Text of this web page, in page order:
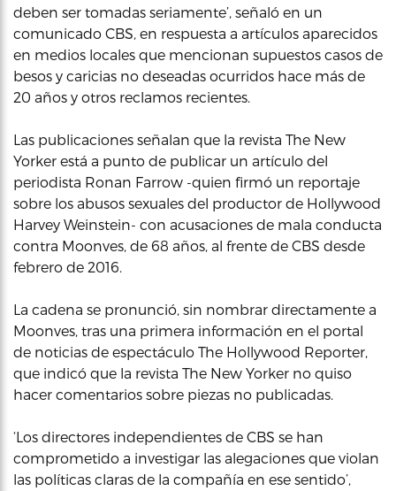
deben ser tomadas seriamente’, señaló en un
comunicado CBS, en respuesta a artículos aparecidos
en medios locales que mencionan supuestos casos de
besos y caricias no deseadas ocurridos hace más de
20 años y otros reclamos recientes.
Las publicaciones señalan que la revista The New
Yorker está a punto de publicar un artículo del
periodista Ronan Farrow -quien firmó un reportaje
sobre los abusos sexuales del productor de Hollywood
Harvey Weinstein- con acusaciones de mala conducta
contra Moonves, de 68 años, al frente de CBS desde
febrero de 2016.
La cadena se pronunció, sin nombrar directamente a
Moonves, tras una primera información en el portal
de noticias de espectáculo The Hollywood Reporter,
que indicó que la revista The New Yorker no quiso
hacer comentarios sobre piezas no publicadas.
‘Los directores independientes de CBS se han
comprometido a investigar las alegaciones que violan
las políticas claras de la compañía en ese sentido’,